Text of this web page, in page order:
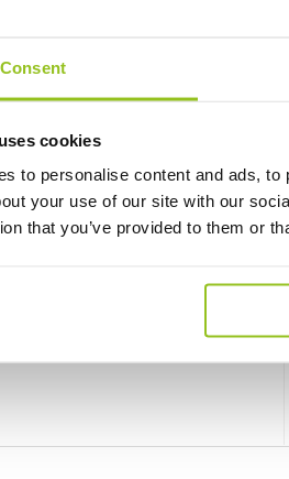
Consent
cookies
to personalise content and ads,
your use of our site with our
that you’ve provided to them or
1704673 1x 1704576 1x 1704627